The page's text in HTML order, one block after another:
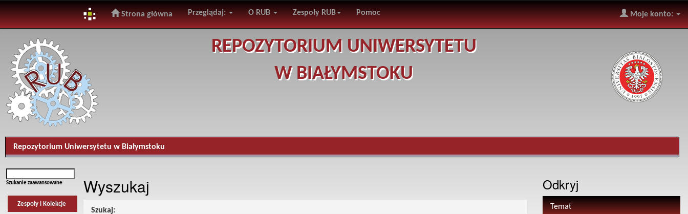
navigation
Strona główna Przeglądaj: O RUB Zespoły RUB Pomoc Moje konto:
REPOZYTORIUM UNIWERSYTETU
W BIAŁYMSTOKU
Repozytorium Uniwersytetu w Białymstoku
Szukanie zaawansowane
Zespoły i Kolekcje
Wyszukaj
Szukaj:
Odkryj
Temat